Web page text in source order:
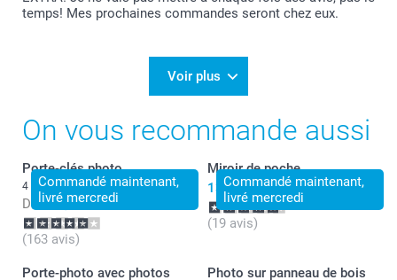
temps! Mes prochaines commandes seront chez eux.
Voir plus
On vous recommande aussi
Commandé maintenant,
livré mercredi
Porte-clés photo
4 variantes
Dès 12,49
(163 avis)
Commandé maintenant,
livré mercredi
Miroir de poche
13,99
(19 avis)
Porte-photo avec photos Photo sur panneau de bois